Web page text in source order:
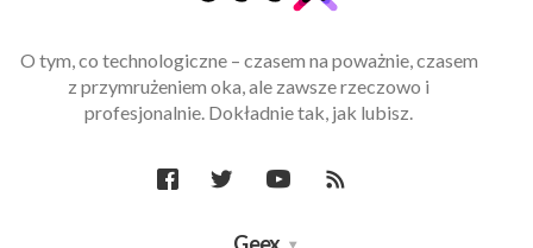
O tym, co technologiczne – czasem na poważnie, czasem
z przymrużeniem oka, ale zawsze rzeczowo i
profesjonalnie. Dokładnie tak, jak lubisz.